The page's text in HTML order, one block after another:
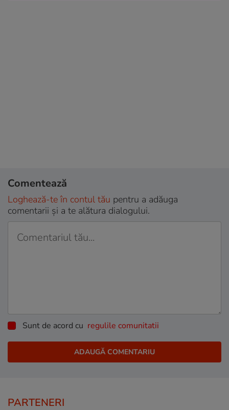
Comentează
Loghează-te în contul tău pentru a adăuga
comentarii și a te alătura dialogului.
Sunt de acord cu regulile comunitatii
PARTENERI